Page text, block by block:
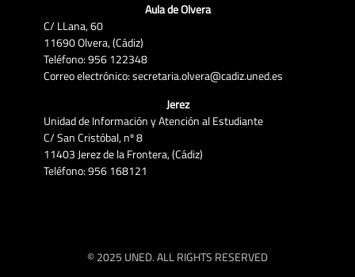
Aula de Olvera
C/ LLana, 60
11690 Olvera, (Cádiz)
Teléfono: 956 122348
Correo electrónico: secretaria.olvera@cadiz.uned.es
Jerez
Unidad de Información y Atención al Estudiante
C/ San Cristóbal, nº 8
11403 Jerez de la Frontera, (Cádiz)
Teléfono: 956 168121
© 2025 UNED. ALL RIGHTS RESERVED